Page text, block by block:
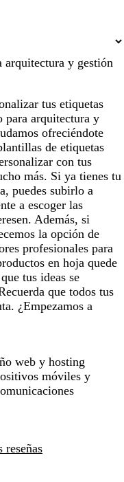
arquitectura y gestión
tus etiquetas
para arquitectura y
ofreciéndote
de etiquetas
con tus
más. Si ya tienes tu
puedes subirlo a
a escoger las
Además, si
la opción de
profesionales para
en hoja quede
tus ideas se
que todos tus
¿Empezamos a
web y hosting
móviles y
reseñas